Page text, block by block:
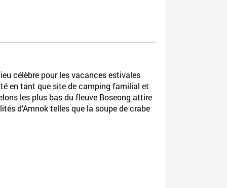
célèbre pour les vacances estivales
en tant que site de camping familial et
les plus bas du fleuve Boseong attire
d’Amnok telles que la soupe de crabe